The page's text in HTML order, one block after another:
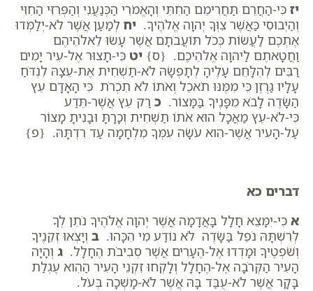
יז כִּי-הַחֲרֵם תַּחֲרִימֵם הַחִתִּי וְהָאֱמֹרִי הַכְּנַעֲנִי וְהַפְּרִזִּי הַחִוִּי
וְהַיְבוּסִי כַּאֲשֶׁר צִוְּךָ יְהוָה אֱלֹהֶיךָ. יח לְמַעַן אֲשֶׁר לֹא-יְלַמְּדוּ
אֶתְכֶם לַעֲשׂוֹת כְּכֹל תּוֹעֲבֹתָם אֲשֶׁר עָשׂוּ לֵאלֹהֵיהֶם
וַחֲטָאתֶם לַיהוָה אֱלֹהֵיכֶם. {ס} יט כִּי-תָצוּר אֶל-עִיר יָמִים
רַבִּים לְהִלָּחֵם עָלֶיהָ לְתָפְשָׂהּ לֹא-תַשְׁחִית אֶת-עֵצָהּ לִנְדֹּחַ
עָלָיו גַּרְזֶן כִּי מִמֶּנּוּ תֹאכֵל וְאֹתוֹ לֹא תִכְרֹת כִּי הָאָדָם עֵץ
הַשָּׂדֶה לָבֹא מִפָּנֶיךָ בַּמָּצוֹר. כ רַק עֵץ אֲשֶׁר-תֵּדַע
כִּי-לֹא-עֵץ מַאֲכָל הוּא אֹתוֹ תַשְׁחִית וְכָרָתָּ וּבָנִיתָ מָצוֹר
עַל-הָעִיר אֲשֶׁר-הִוא עֹשָׂה עִמְּךָ מִלְחָמָה עַד רִדְתָּהּ. {פ}
דברים כא
א כִּי-יִמָּצֵא חָלָל בָּאֲדָמָה אֲשֶׁר יְהוָה אֱלֹהֶיךָ נֹתֵן לְךָ
לְרִשְׁתָּהּ נֹפֵל בַּשָּׂדֶה לֹא נוֹדַע מִי הִכָּהוּ. ב וְיָצְאוּ זְקֵנֶיךָ
וְשֹׁפְטֶיךָ וּמָדְדוּ אֶל-הֶעָרִים אֲשֶׁר סְבִיבֹת הֶחָלָל. ג וְהָיָה
הָעִיר הַקְּרֹבָה אֶל-הֶחָלָל וְלָקְחוּ זִקְנֵי הָעִיר הַהִוא עֶגְלַת
בָּקָר אֲשֶׁר לֹא-עֻבַּד בָּהּ אֲשֶׁר לֹא-מָשְׁכָה בְּעֹל.